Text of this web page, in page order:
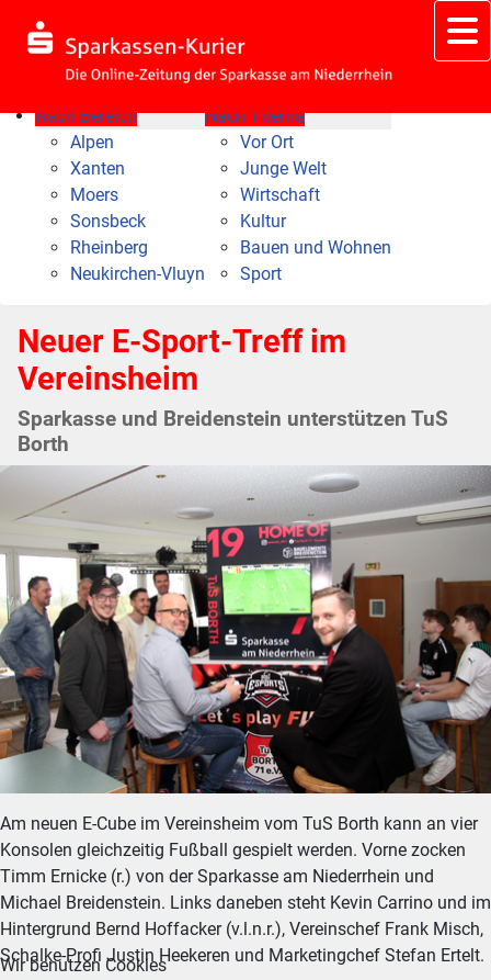
Nach Bereich
Alpen
Xanten
Moers
Sonsbeck
Rheinberg
Neukirchen-Vluyn
Nach Thema
Vor Ort
Junge Welt
Wirtschaft
Kultur
Bauen und Wohnen
Sport
Neuer E-Sport-Treff im
Vereinsheim
Sparkasse und Breidenstein unterstützen TuS
Borth
Am neuen E-Cube im Vereinsheim vom TuS Borth kann an vier
Konsolen gleichzeitig Fußball gespielt werden. Vorne zocken
Timm Ernicke (r.) von der Sparkasse am Niederrhein und
Michael Breidenstein. Links daneben steht Kevin Carrino und im
Hintergrund Bernd Hoffacker (v.l.n.r.), Vereinschef Frank Misch,
Schalke-Profi Justin Heekeren und Marketingchef Stefan Ertelt.
Wir benutzen Cookies